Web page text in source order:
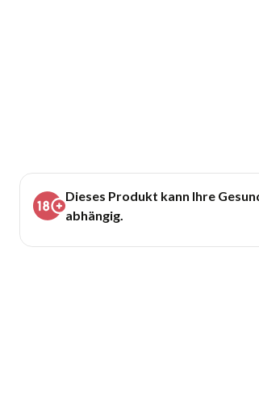
Dieses Produkt kann Ihre
abhängig.